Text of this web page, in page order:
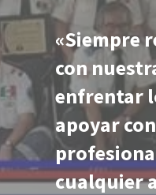
«Siempre
con
enfrentar
apoyar
cualquier